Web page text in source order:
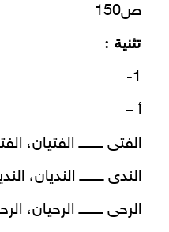
ص150
تثنية :
1-
أ –
الفتى ــــــــــ الفتيان،
الندى ــــــــــ النديان،
الرحى ــــــــــ الرحيان،